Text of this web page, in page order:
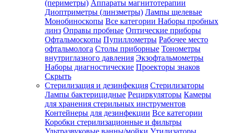
(периметры) Аппараты магнитотерапии
Диоптриметры (линзметры) Лампы щелевые
Монобиноскопы Все категории Наборы пробных
линз Оправы пробные Оптические приборы
Офтальмоскопы Пупиллометры Рабочее место
офтальмолога Столы приборные Тонометры
внутриглазного давления Экзофтальмометры
Наборы диагностические Проекторы знаков
Скрыть
Стерилизация и дезинфекция Стерилизаторы
Лампы бактерицидные Рециркуляторы Камеры
для хранения стерильных инструментов
Контейнеры для дезинфекции Все категории
Коробки стерилизационные и фильтры
Ультразвуковые ванны/мойки Утилизаторы